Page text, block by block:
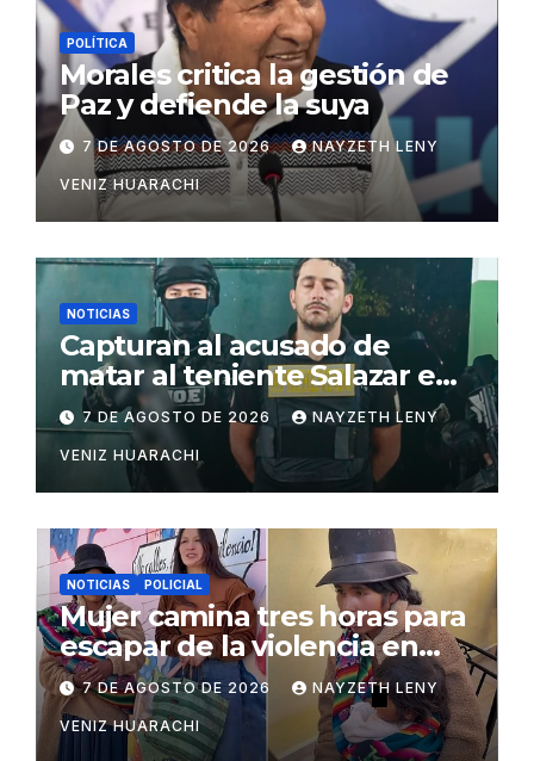
POLÍTICA
Morales critica la gestión de
Paz y defiende la suya
7 DE AGOSTO DE 2026 NAYZETH LENY
VENIZ HUARACHI
NOTICIAS
Capturan al acusado de
matar al teniente Salazar en
San Matías
7 DE AGOSTO DE 2026 NAYZETH LENY
VENIZ HUARACHI
NOTICIAS POLICIAL
Mujer camina tres horas para
escapar de la violencia en
Potosí
7 DE AGOSTO DE 2026 NAYZETH LENY
VENIZ HUARACHI